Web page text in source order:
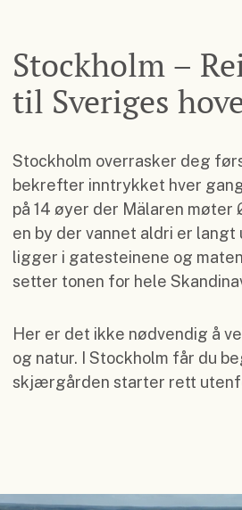
Stockholm –
til Sveriges
Stockholm overrasker deg
bekrefter inntrykket hver
på 14 øyer der Mälaren
en by der vannet aldri er langt
ligger i gatesteinene og
setter tonen for hele
Her er det ikke nødvendig å
og natur. I Stockholm får du
skjærgården starter rett